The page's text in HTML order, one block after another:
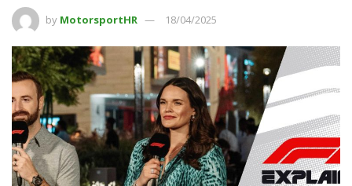
by MotorsportHR 18/04/2025